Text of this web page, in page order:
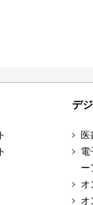
デ
医
電
ー
オ
オ